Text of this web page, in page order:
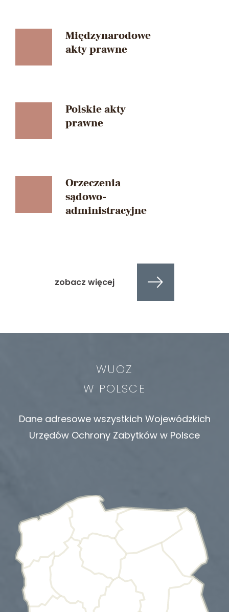
Międzynarodowe
akty prawne
Polskie akty
prawne
Orzeczenia
sądowo-
administracyjne
zobacz więcej
WUOZ
W POLSCE
Dane adresowe wszystkich Wojewódzkich
Urzędów Ochrony Zabytków w Polsce